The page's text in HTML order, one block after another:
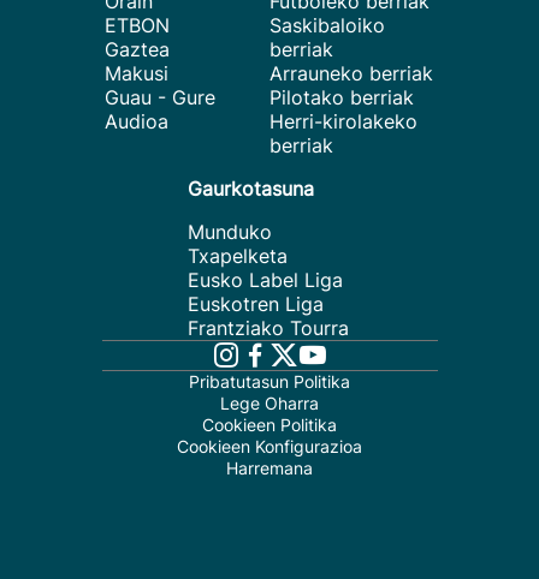
ETBON
Gaztea
Makusi
Guau - Gure
Audioa
Saskibaloiko
berriak
Arrauneko berriak
Pilotako berriak
Herri-kirolakeko
berriak
Gaurkotasuna
Munduko
Txapelketa
Eusko Label Liga
Euskotren Liga
Frantziako Tourra
Pribatutasun Politika
Lege Oharra
Cookieen Politika
Cookieen Konfigurazioa
Harremana